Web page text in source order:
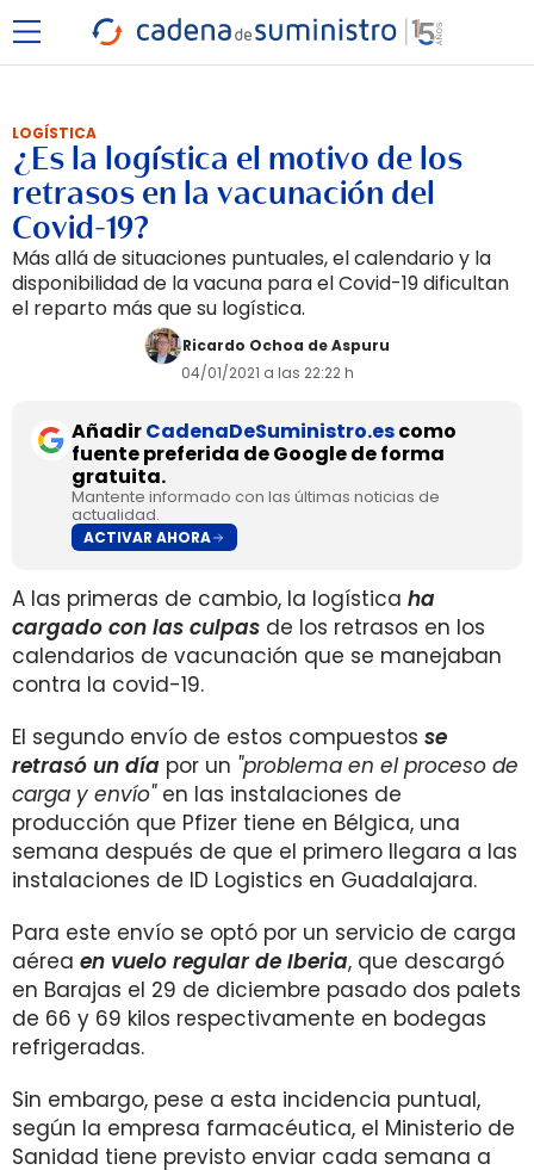
LOGÍSTICA
¿Es la logística el motivo de los
retrasos en la vacunación del
Covid-19?
Más allá de situaciones puntuales, el calendario y la
disponibilidad de la vacuna para el Covid-19 dificultan
el reparto más que su logística.
Ricardo Ochoa de Aspuru
04/01/2021 a las 22:22 h
AñadirCadenaDeSuministro.escomo
fuente preferida de Google de forma
gratuita.
Mantente informado con las últimas noticias de
actualidad.
ACTIVAR AHORA
A las primeras de cambio, la logística ha
cargado con las culpas de los retrasos en los
calendarios de vacunación que se manejaban
contra la covid-19.
El segundo envío de estos compuestos se
retrasó un día por un "problema en el proceso de
carga y envío"en las instalaciones de
producción que Pfizer tiene en Bélgica, una
semana después de que el primero llegara a las
instalaciones de ID Logistics en Guadalajara.
Para este envío se optó por un servicio de carga
aérea en vuelo regular de Iberia, que descargó
en Barajas el 29 de diciembre pasado dos palets
de 66 y 69 kilos respectivamente en bodegas
refrigeradas.
Sin embargo, pese a esta incidencia puntual,
según la empresa farmacéutica, el Ministerio de
Sanidad tiene previsto enviar cada semana a